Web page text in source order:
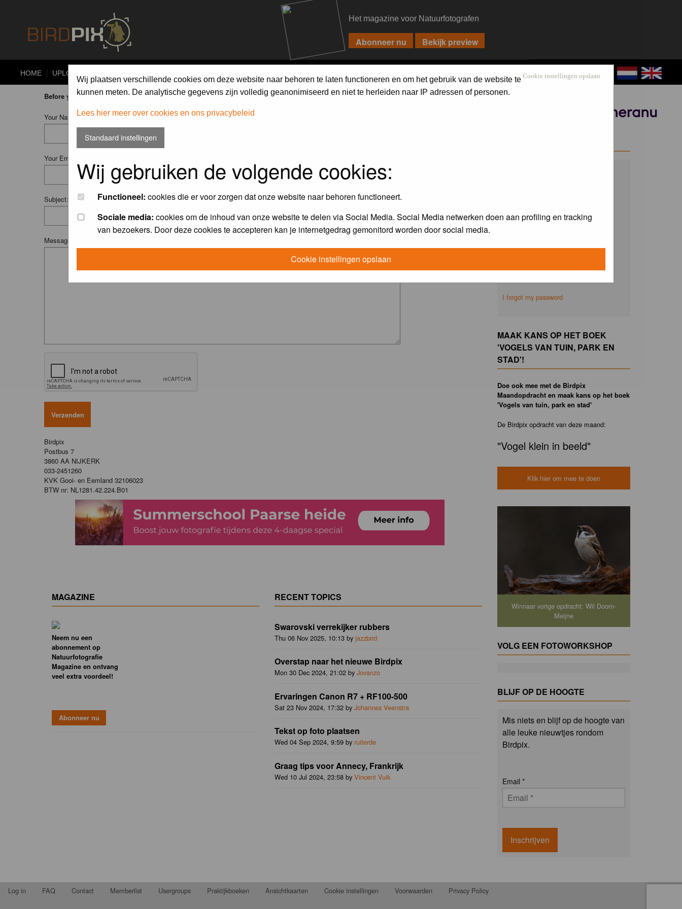
Het magazine voor Natuurfotografen
HOME UPLOAD Cookie instellingen opslaan
Wij plaatsen verschillende cookies om deze website naar behoren te laten functioneren en om het gebruik van de website te
kunnen meten. De analytische gegevens zijn volledig geanonimiseerd en niet te herleiden naar IP adressen of personen.
Lees hier meer over cookies en ons privacybeleid
Standaard instellingen
Wij gebruiken de volgende cookies:
Functioneel: cookies die er voor zorgen dat onze website naar behoren functioneert.
Sociale media: cookies om de inhoud van onze website te delen via Social Media. Social Media netwerken doen aan profiling en tracking
van bezoekers. Door deze cookies te accepteren kan je internetgedrag gemonitord worden door social media.
Cookie instellingen opslaan
Before you ask your question:pleaseread the FAQorsearch on the forum first.
Your Name (Fill in your username if you have one):
Your Email:
Subject:
Message:
Birdpix
Postbus 7
3860 AA NIJKERK
033-2451260
KVK Gooi- en Eemland 32106023
BTW nr: NL1281.42.224.B01
MAGAZINE
Neem nu een
abonnement op
Natuurfotografie
Magazine en ontvang
veel extra voordeel!
RECENT TOPICS
Swarovski verrekijker rubbers
Thu 06 Nov 2025, 10:13 by jazzbird
Overstap naar het nieuwe Birdpix
Mon 30 Dec 2024, 21:02 by Jovanzo
Ervaringen Canon R7 + RF100-500
Sat 23 Nov 2024, 17:32 by Johannes Veenstra
Tekst op foto plaatsen
Wed 04 Sep 2024, 9:59 by ruiterde
Graag tips voor Annecy, Frankrijk
Wed 10 Jul 2024, 23:58 by Vincent Vuik
I forgot my password
MAAK KANS OP HET BOEK
'VOGELS VAN TUIN, PARK EN
STAD'!
Doe ook mee met de Birdpix
Maandopdracht en maak kans op het boek
'Vogels van tuin, park en stad'
De Birdpix opdracht van deze maand:
"Vogel klein in beeld"
Klik hier om mee te doen
Winnaar vorige opdracht: Wil Doorn-
Meijne
VOLG EEN FOTOWORKSHOP
BLIJF OP DE HOOGTE
Mis niets en blijf op de hoogte van
alle leuke nieuwtjes rondom
Birdpix.
Email *
Inschrijven
Log in FAQ Contact Memberlist Usergroups Praktijkboeken Ansichtkaarten Cookie instellingen Voorwaarden Privacy Policy